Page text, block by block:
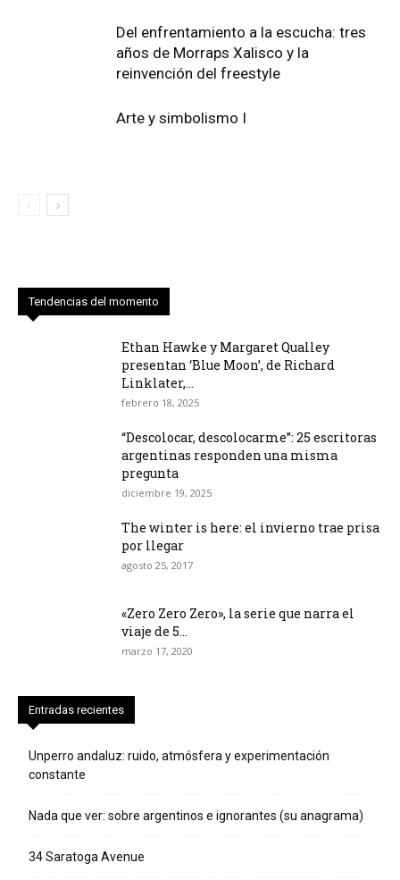
Del enfrentamiento a la escucha: tres
años de Morraps Xalisco y la
reinvención del freestyle
Arte y simbolismo I
Tendencias del momento
Ethan Hawke y Margaret Qualley
presentan ‘Blue Moon’, de Richard
Linklater,...
febrero 18, 2025
“Descolocar, descolocarme”: 25 escritoras
argentinas responden una misma
pregunta
diciembre 19, 2025
The winter is here: el invierno trae prisa
por llegar
agosto 25, 2017
«Zero Zero Zero», la serie que narra el
viaje de 5...
marzo 17, 2020
Entradas recientes
Unperro andaluz: ruido, atmósfera y experimentación
constante
Nada que ver: sobre argentinos e ignorantes (su anagrama)
34 Saratoga Avenue